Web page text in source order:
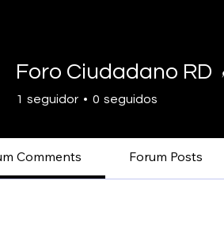
Foro Ciudadano RD
1 seguidor 0 seguidos
Comments Forum Posts